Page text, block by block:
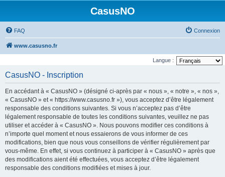
CasusNO
FAQ Connexion
www.casusno.fr
Langue :
CasusNO - Inscription
En accédant à « CasusNO » (désigné ci-après par « nous », « notre », « nos »,
« CasusNO » et « https://www.casusno.fr »), vous acceptez d’être légalement
responsable des conditions suivantes. Si vous n’acceptez pas d’être
légalement responsable de toutes les conditions suivantes, veuillez ne pas
utiliser et accéder à « CasusNO ». Nous pouvons modifier ces conditions à
n’importe quel moment et nous essaierons de vous informer de ces
modifications, bien que nous vous conseillons de vérifier régulièrement par
vous-même. En effet, si vous continuez à participer à « CasusNO » après que
des modifications aient été effectuées, vous acceptez d’être légalement
responsable des conditions modifiées et mises à jour.